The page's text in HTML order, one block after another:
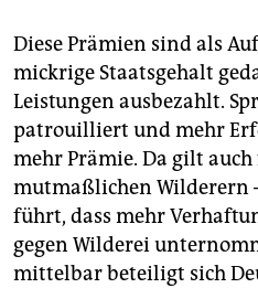
Diese Prämien sind als
mickrige Staatsgehalt
Leistungen ausbezahlt.
patrouilliert und mehr
mehr Prämie. Da gilt
mutmaßlichen Wilderern
führt, dass mehr
gegen Wilderei
mittelbar beteiligt sich